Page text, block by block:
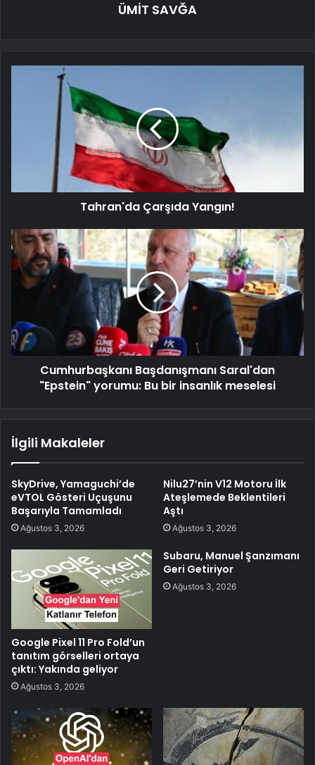
ÜMİT SAVĞA
Tahran'da Çarşıda Yangın!
Cumhurbaşkanı Başdanışmanı Saral'dan
"Epstein" yorumu: Bu bir insanlık meselesi
İlgili Makaleler
SkyDrive, Yamaguchi’de
eVTOL Gösteri Uçuşunu
Başarıyla Tamamladı
Ağustos 3, 2026
Nilu27’nin V12 Motoru İlk
Ateşlemede Beklentileri
Aştı
Ağustos 3, 2026
Google Pixel 11 Pro Fold’un
tanıtım görselleri ortaya
çıktı: Yakında geliyor
Ağustos 3, 2026
Subaru, Manuel Şanzımanı
Geri Getiriyor
Ağustos 3, 2026